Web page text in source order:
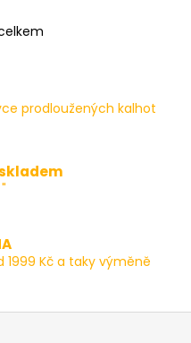
prodloužených kalhot
1999 Kč a taky výměně